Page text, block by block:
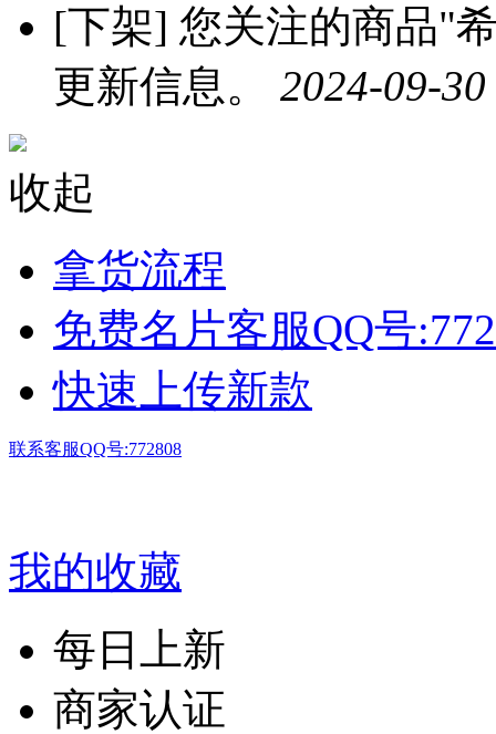
[下架] 您关注的商品"
更新信息。 2024-09-
收起
拿货流程
免费名片客服QQ号
快速上传新款
联系客服QQ号:772808
我的收藏
每日上新
商家认证